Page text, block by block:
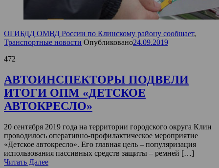
ОГИБДД ОМВД России по Клинскому району сообщает,
Транспортные новости Опубликовано24.09.2019
472
АВТОИНСПЕКТОРЫ ПОДВЕЛИ
ИТОГИ ОПМ «ДЕТСКОЕ
АВТОКРЕСЛО»
20 сентября 2019 года на территории городского округа Клин
проводилось оперативно-профилактическое мероприятие
«Детское автокресло». Его главная цель – популяризация
использования пассивных средств защиты – ремней […]
Читать Далее